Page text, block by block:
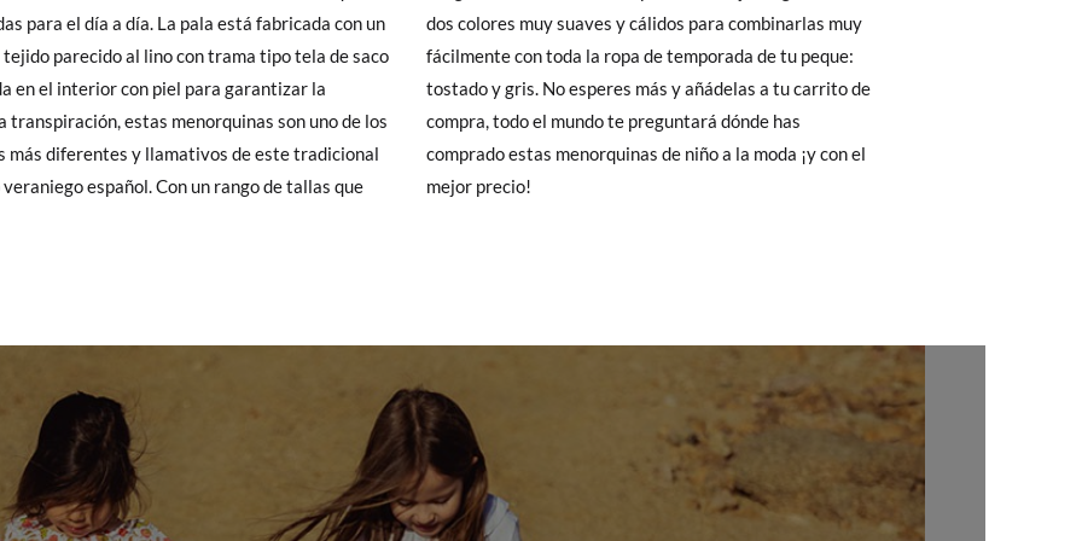
para el día a día. La pala está fabricada con un
parecido al lino con trama tipo tela de saco
en el interior con piel para garantizar la
transpiración, estas menorquinas son uno de los
más diferentes y llamativos de este tradicional
español. Con un rango de tallas que
muy suaves y cálidos para combinarlas muy
con toda la ropa de temporada de tu peque:
gris. No esperes más y añádelas a tu carrito de
todo el mundo te preguntará dónde has
estas menorquinas de niño a la moda ¡y con el
mejor precio!
cuando te lleguen no te valen, sólo tienes que entrar en la secciónCambios & Devolucionesde nuestra web
la petición de cambio. Nuestro equipo Atención al Cliente se encargará de todo: te mandaremos otra
recogeremos la primera, sin gastos, en unos pocos días!
de que no quieras Cambio sino Devolución, también serán gratuitas, ¡no tienes que preocuparte por nada!
desde el mismo enlace del párrafo anterior y nos encargamos de enviarte un mensajero para que te
12,2 12,8 13,5 14,2 15,5 16,1 16,8 17,5 18,2 18,8